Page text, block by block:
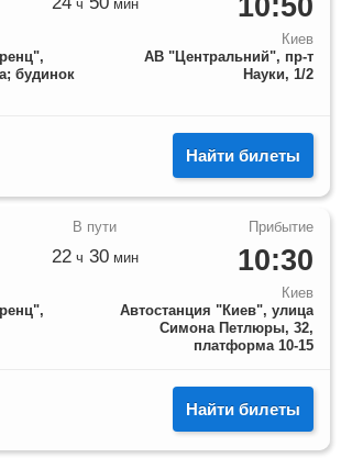
будинок
10:50
Киев
АВ "Центральний", пр-т
Науки, 1/2
ч мин
Найти билеты
10:30
Киев
Автостанция "Киев", улица
Симона Петлюры, 32,
платформа 10-15
22ч 30мин
Найти билеты